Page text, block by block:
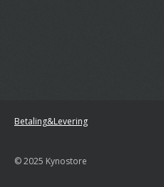
Betaling&Levering
© 2025 Kynostore